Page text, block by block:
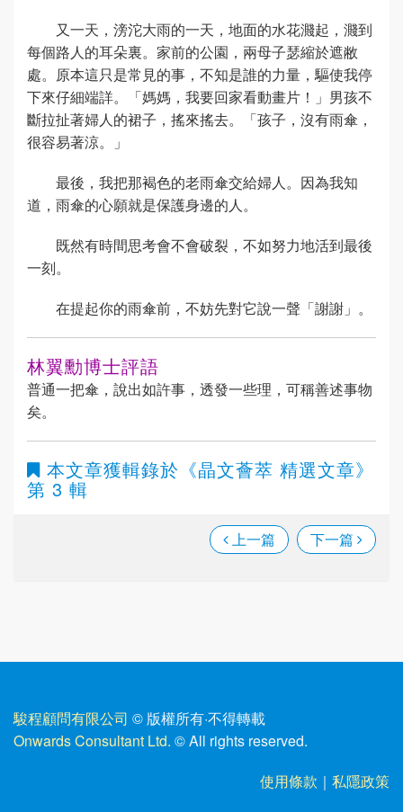
又一天，滂沱大雨的一天，地面的水花濺起，濺到
每個路人的耳朵裏。家前的公園，兩母子瑟縮於遮敝
處。原本這只是常見的事，不知是誰的力量，驅使我停
下來仔細端詳。「媽媽，我要回家看動畫片！」男孩不
斷拉扯著婦人的裙子，搖來搖去。「孩子，沒有雨傘，
很容易著涼。」
最後，我把那褐色的老雨傘交給婦人。因為我知
道，雨傘的心願就是保護身邊的人。
既然有時間思考會不會破裂，不如努力地活到最後
一刻。
在提起你的雨傘前，不妨先對它說一聲「謝謝」。
林翼勳博士評語
普通一把傘，說出如許事，透發一些理，可稱善述事物
矣。
本文章獲輯錄於 《晶文薈萃 精選文章》
第 3 輯
上一篇 下一篇
駿程顧問有限公司 © 版權所有·不得轉載
Onwards Consultant Ltd. © All rights reserved.
使用條款 ｜ 私隱政策